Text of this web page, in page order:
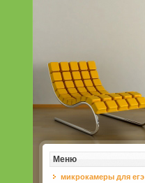
Меню
микрокамеры для егэ